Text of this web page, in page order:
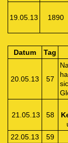
19.05.13 1890
Datum Tag
20.05.13 57
21.05.13 58
22.05.13
59